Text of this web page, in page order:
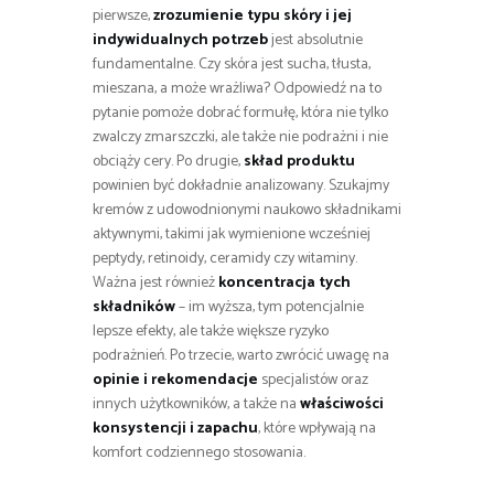
pierwsze,zrozumienie typu skóry i jej
indywidualnych potrzebjest absolutnie
fundamentalne. Czy skóra jest sucha, tłusta,
mieszana, a może wrażliwa? Odpowiedź na to
pytanie pomoże dobrać formułę, która nie tylko
zwalczy zmarszczki, ale także nie podrażni i nie
obciąży cery. Po drugie,skład produktu
powinien być dokładnie analizowany. Szukajmy
kremów z udowodnionymi naukowo składnikami
aktywnymi, takimi jak wymienione wcześniej
peptydy, retinoidy, ceramidy czy witaminy.
Ważna jest równieżkoncentracja tych
składników– im wyższa, tym potencjalnie
lepsze efekty, ale także większe ryzyko
podrażnień. Po trzecie, warto zwrócić uwagę na
opinie i rekomendacje specjalistów oraz
innych użytkowników, a także nawłaściwości
konsystencji i zapachu, które wpływają na
komfort codziennego stosowania.